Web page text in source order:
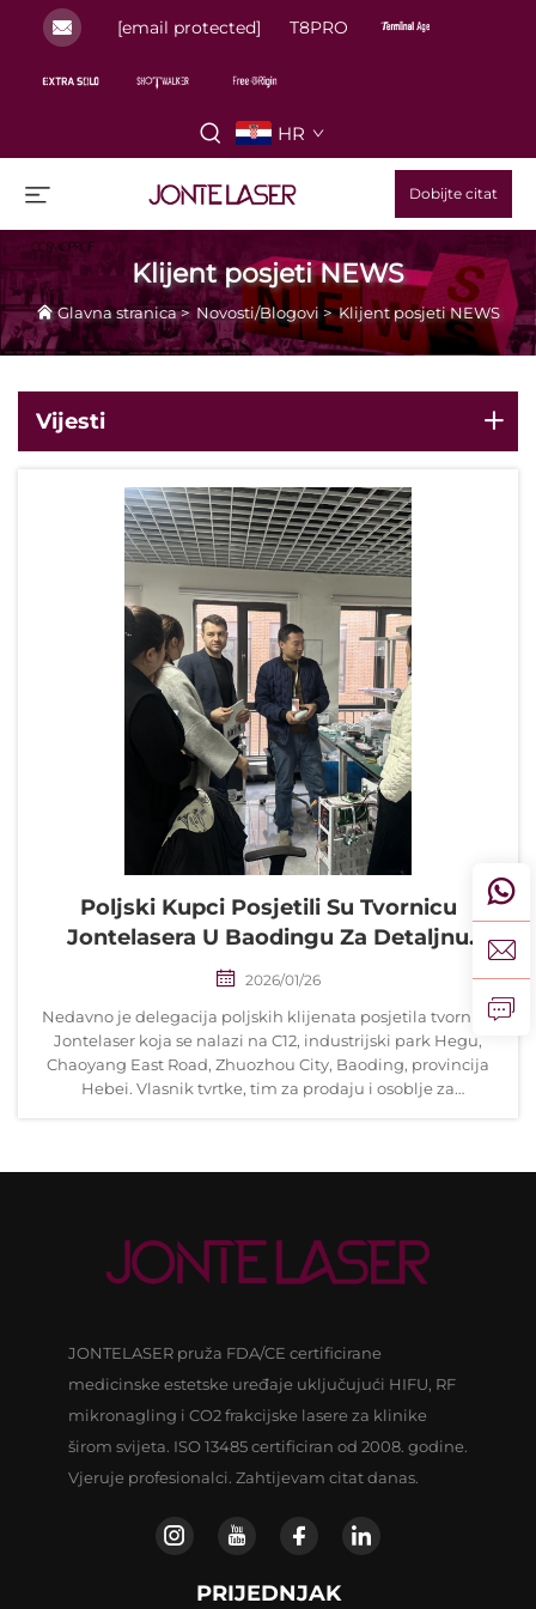
[email protected] T8PRO
HR
Dobijte citat
Klijent posjeti NEWS
Glavna stranica> Novosti/Blogovi >Klijent posjeti NEWS
Vijesti
Poljski Kupci Posjetili Su Tvornicu
Jontelasera U Baodingu Za Detaljnu
Demonstraciju Proizvoda I Partnerstvo
2026/01/26
Nedavno je delegacija poljskih klijenata posjetila tvornicu
Jontelaser koja se nalazi na C12, industrijski park Hegu,
Chaoyang East Road, Zhuozhou City, Baoding, provincija
Hebei. Vlasnik tvrtke, tim za prodaju i osoblje za
JONTELASER pruža FDA/CE certificirane
medicinske estetske uređaje uključujući HIFU, RF
mikronagling i CO2 frakcijske lasere za klinike
širom svijeta. ISO 13485 certificiran od 2008. godine.
Vjeruje profesionalci. Zahtijevam citat danas.
PRIJEDNJAK